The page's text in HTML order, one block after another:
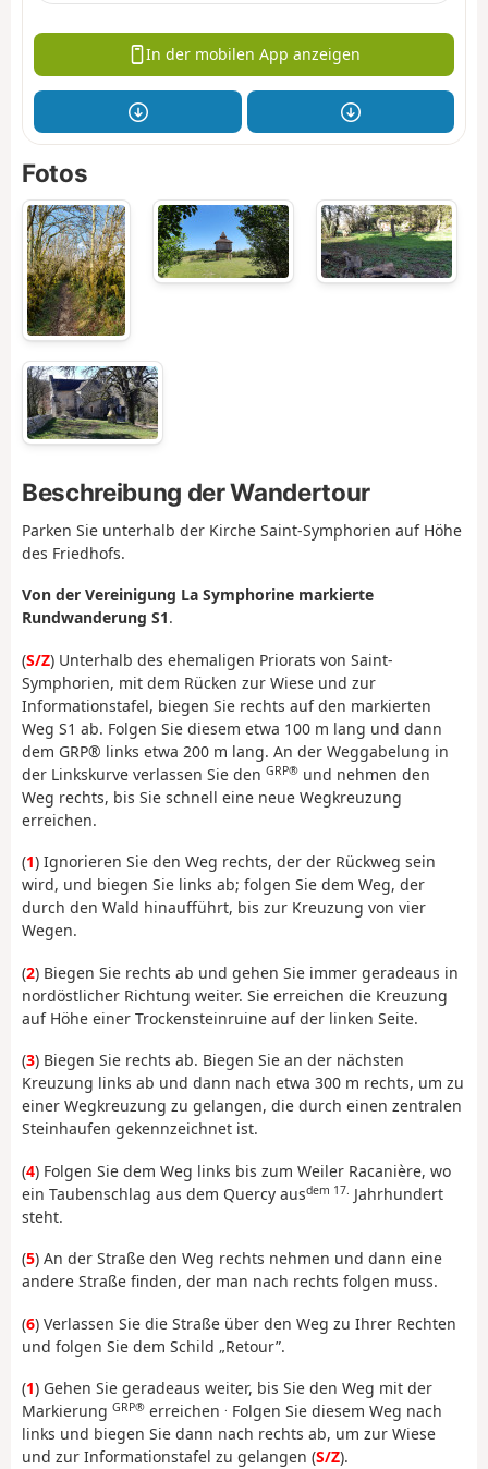
In der mobilen App anzeigen
Fotos
Beschreibung der Wandertour
Parken Sie unterhalb der Kirche Saint-Symphorien auf Höhe
des Friedhofs.
Von der Vereinigung La Symphorine markierte
Rundwanderung S1.
(S/Z) Unterhalb des ehemaligen Priorats von Saint-
Symphorien, mit dem Rücken zur Wiese und zur
Informationstafel, biegen Sie rechts auf den markierten
Weg S1 ab. Folgen Sie diesem etwa 100 m lang und dann
dem GRP® links etwa 200 m lang. An der Weggabelung in
der Linkskurve verlassen Sie den GRP® und nehmen den
Weg rechts, bis Sie schnell eine neue Wegkreuzung
erreichen.
(1) Ignorieren Sie den Weg rechts, der der Rückweg sein
wird, und biegen Sie links ab; folgen Sie dem Weg, der
durch den Wald hinaufführt, bis zur Kreuzung von vier
Wegen.
(2) Biegen Sie rechts ab und gehen Sie immer geradeaus in
nordöstlicher Richtung weiter. Sie erreichen die Kreuzung
auf Höhe einer Trockensteinruine auf der linken Seite.
(3) Biegen Sie rechts ab. Biegen Sie an der nächsten
Kreuzung links ab und dann nach etwa 300 m rechts, um zu
einer Wegkreuzung zu gelangen, die durch einen zentralen
Steinhaufen gekennzeichnet ist.
(4) Folgen Sie dem Weg links bis zum Weiler Racanière, wo
ein Taubenschlag aus dem Quercy ausdem 17. Jahrhundert
steht.
(5) An der Straße den Weg rechts nehmen und dann eine
andere Straße finden, der man nach rechts folgen muss.
(6) Verlassen Sie die Straße über den Weg zu Ihrer Rechten
und folgen Sie dem Schild „Retour”.
(1) Gehen Sie geradeaus weiter, bis Sie den Weg mit der
Markierung GRP® erreichen . Folgen Sie diesem Weg nach
links und biegen Sie dann nach rechts ab, um zur Wiese
und zur Informationstafel zu gelangen (S/Z).